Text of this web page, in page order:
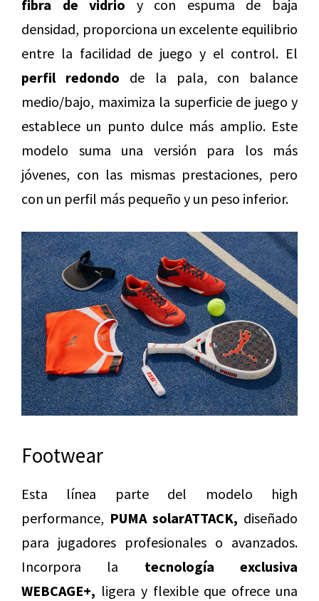
fibra de vidrio y con espuma de baja
densidad, proporciona un excelente equilibrio
entre la facilidad de juego y el control. El
perfil redondo de la pala, con balance
medio/bajo, maximiza la superficie de juego y
establece un punto dulce más amplio. Este
modelo suma una versión para los más
jóvenes, con las mismas prestaciones, pero
con un perfil más pequeño y un peso inferior.
Footwear
Esta línea parte del modelo high
performance, PUMA solarATTACK, diseñado
para jugadores profesionales o avanzados.
Incorpora la tecnología exclusiva
WEBCAGE+, ligera y flexible que ofrece una